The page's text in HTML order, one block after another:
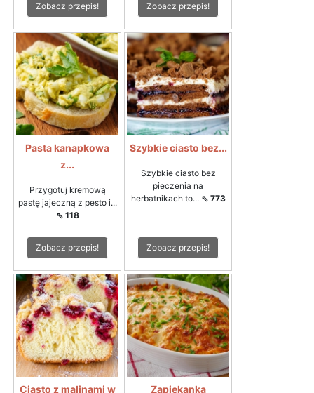
Zobacz przepis! Zobacz przepis!
Pasta kanapkowa
z...
Przygotuj kremową
pastę jajeczną z pesto i...
⇖ 118
Zobacz przepis!
Szybkie ciasto bez...
Szybkie ciasto bez
pieczenia na
herbatnikach to... ⇖ 773
Zobacz przepis!
Ciasto z malinami w Zapiekanka